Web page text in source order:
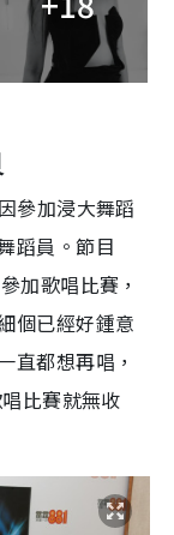
參加浸大舞蹈
蹈員。節目
加歌唱比賽，
個已經好鍾意
直都想再唱，
比賽就無收